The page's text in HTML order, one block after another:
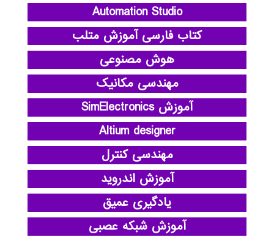
Automation Studio
کتاب فارسی آموزش متلب
هوش مصنوعی
مهندسی مکانیک
آموزش SimElectronics
Altium designer
مهندسی کنترل
آموزش اندروید
یادگیری عمیق
آموزش شبکه عصبی